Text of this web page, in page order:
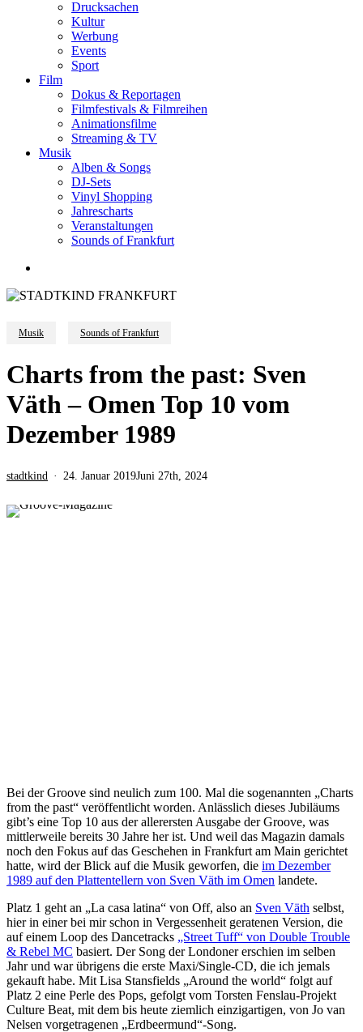
Drucksachen
Kultur
Werbung
Events
Sport
Film
Dokus & Reportagen
Filmfestivals & Filmreihen
Animationsfilme
Streaming & TV
Musik
Alben & Songs
DJ-Sets
Vinyl Shopping
Jahrescharts
Veranstaltungen
Sounds of Frankfurt
Musik Sounds of Frankfurt
Charts from the past: Sven
Väth – Omen Top 10 vom
Dezember 1989
stadtkind 24. Januar 2019Juni 27th, 2024
Bei der Groove sind neulich zum 100. Mal die sogenannten „Charts
from the past“ veröffentlicht worden. Anlässlich dieses Jubiläums
gibt’s eine Top 10 aus der allerersten Ausgabe der Groove, was
mittlerweile bereits 30 Jahre her ist. Und weil das Magazin damals
noch den Fokus auf das Geschehen in Frankfurt am Main gerichtet
hatte, wird der Blick auf die Musik geworfen, die im Dezember
1989 auf den Plattentellern von Sven Väth im Omen landete.
Platz 1 geht an „La casa latina“ von Off, also an Sven Väth selbst,
hier in einer bei mir schon in Vergessenheit geratenen Version, die
auf einem Loop des Dancetracks „Street Tuff“ von Double Trouble
& Rebel MC basiert. Der Song der Londoner erschien im selben
Jahr und war übrigens die erste Maxi/Single-CD, die ich jemals
gekauft habe. Mit Lisa Stansfields „Around the world“ folgt auf
Platz 2 eine Perle des Pops, gefolgt vom Torsten Fenslau-Projekt
Culture Beat, mit dem bis heute ziemlich einzigartigen, von Jo van
Nelsen vorgetragenen „Erdbeermund“-Song.